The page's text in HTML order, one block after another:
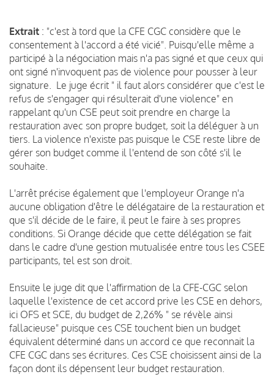
Extrait : "c'est à tord que la CFE CGC considère que le
consentement à l'accord a été vicié". Puisqu'elle même a
participé à la négociation mais n'a pas signé et que ceux qui
ont signé n'invoquent pas de violence pour pousser à leur
signature. Le juge écrit " il faut alors considérer que c'est le
refus de s'engager qui résulterait d'une violence" en
rappelant qu'un CSE peut soit prendre en charge la
restauration avec son propre budget, soit la déléguer à un
tiers. La violence n'existe pas puisque le CSE reste libre de
gérer son budget comme il l'entend de son côté s'il le
souhaite.
L'arrêt précise également que l'employeur Orange n'a
aucune obligation d'être le délégataire de la restauration et
que s'il décide de le faire, il peut le faire à ses propres
conditions. Si Orange décide que cette délégation se fait
dans le cadre d'une gestion mutualisée entre tous les CSEE
participants, tel est son droit.
Ensuite le juge dit que l'affirmation de la CFE-CGC selon
laquelle l'existence de cet accord prive les CSE en dehors,
ici OFS et SCE, du budget de 2,26% " se révèle ainsi
fallacieuse" puisque ces CSE touchent bien un budget
équivalent déterminé dans un accord ce que reconnait la
CFE CGC dans ses écritures. Ces CSE choisissent ainsi de la
façon dont ils dépensent leur budget restauration.